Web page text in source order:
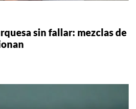
sin fallar: mezclas de